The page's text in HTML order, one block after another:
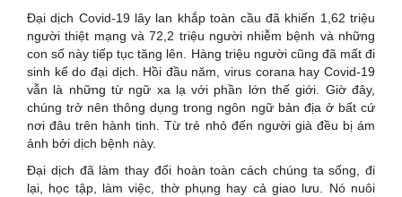
Đại dịch Covid-19 lây lan khắp toàn cầu đã khiến 1,62 triệu
người thiệt mạng và 72,2 triệu người nhiễm bệnh và những
con số này tiếp tục tăng lên. Hàng triệu người cũng đã mất đi
sinh kế do đại dịch. Hồi đầu năm, virus corana hay Covid-19
vẫn là những từ ngữ xa lạ với phần lớn thế giới. Giờ đây,
chúng trở nên thông dụng trong ngôn ngữ bản địa ở bất cứ
nơi đâu trên hành tinh. Từ trẻ nhỏ đến người già đều bị ám
ảnh bởi dịch bệnh này.
Đại dịch đã làm thay đổi hoàn toàn cách chúng ta sống, đi
lại, học tập, làm việc, thờ phụng hay cả giao lưu. Nó nuôi